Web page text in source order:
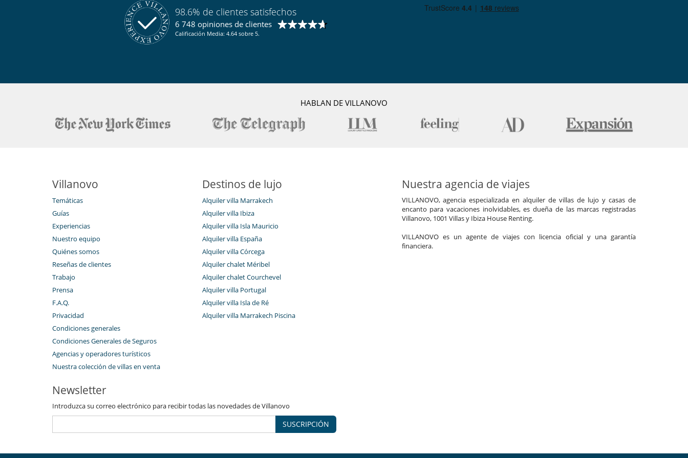
98.6% de clientes satisfechos
6 748 opiniones de clientes
Calificación Media: 4.64 sobre 5.
HABLAN DE VILLANOVO
Villanovo
Temáticas
Guías
Experiencias
Nuestro equipo
Quiénes somos
Reseñas de clientes
Trabajo
Prensa
F.A.Q.
Privacidad
Condiciones generales
Condiciones Generales de Seguros
Agencias y operadores turísticos
Nuestra colección de villas en venta
Destinos de lujo
Alquiler villa Marrakech
Alquiler villa Ibiza
Alquiler villa Isla Mauricio
Alquiler villa España
Alquiler villa Córcega
Alquiler chalet Méribel
Alquiler chalet Courchevel
Alquiler villa Portugal
Alquiler villa Isla de Ré
Alquiler villa Marrakech Piscina
Nuestra agencia de viajes
VILLANOVO, agencia especializada en alquiler de villas de lujo y casas de
encanto para vacaciones inolvidables, es dueña de las marcas registradas
Villanovo, 1001 Villas y Ibiza House Renting.
VILLANOVO es un agente de viajes con licencia oficial y una garantía
financiera.
Newsletter
Introduzca su correo electrónico para recibir todas las novedades de Villanovo
SUSCRIPCIÓN